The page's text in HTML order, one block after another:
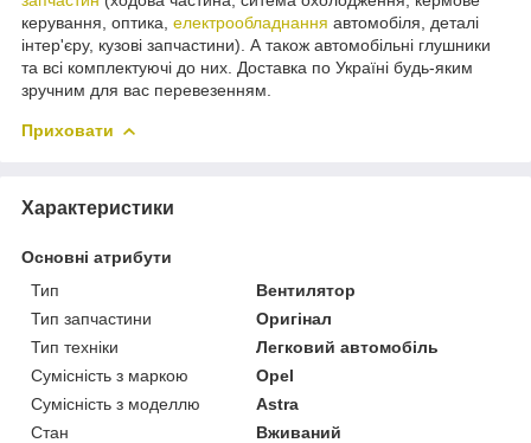
керування, оптика, електрообладнання автомобіля, деталі
інтер'єру, кузові запчастини). А також автомобільні глушники
та всі комплектуючі до них. Доставка по Україні будь-яким
зручним для вас перевезенням.
Приховати
Характеристики
Основні атрибути
Тип
Вентилятор
Тип запчастини
Оригінал
Тип техніки
Легковий автомобіль
Сумісність з маркою
Opel
Сумісність з моделлю
Astra
Стан
Вживаний